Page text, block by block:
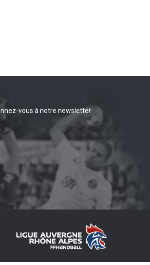
vous à notre newsletter